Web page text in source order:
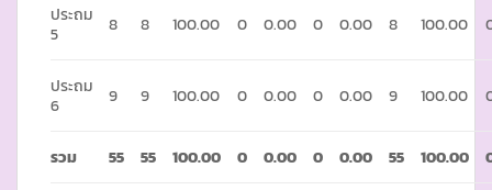
ประถม
5
8 8 100.00 0 0.00 0 0.00 8 100.00
ประถม
6
9 9 100.00 0 0.00 0 0.00 9 100.00
รวม 55 55 100.00 0 0.00 0 0.00 55 100.00